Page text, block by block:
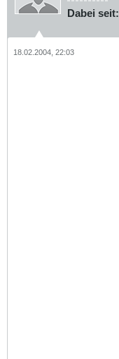
Dabei seit:
18.02.2004, 22:03